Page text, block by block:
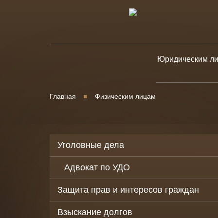
Юридическим
Юридическое
споры
Главная Физическим лицам
Уголовные дела
Адвокат по УДО
Защита прав и интересов граждан
Взыскание долгов